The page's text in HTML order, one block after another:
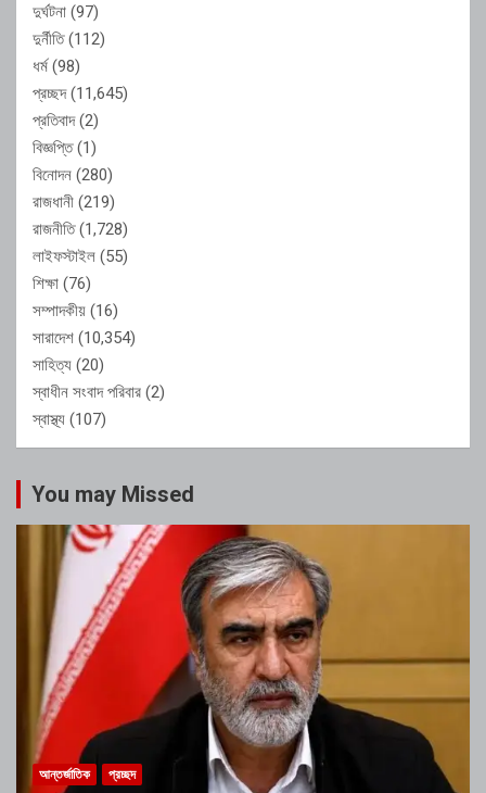
দুর্ঘটনা (97)
দুর্নীতি(112)
ধর্ম(98)
প্রচ্ছদ(11,645)
প্রতিবাদ(2)
বিজ্ঞপ্তি(1)
বিনোদন (280)
রাজধানী (219)
রাজনীতি(1,728)
লাইফস্টাইল (55)
শিক্ষা (76)
সম্পাদকীয় (16)
সারাদেশ (10,354)
সাহিত্য (20)
স্বাধীন সংবাদ পরিবার (2)
স্বাস্থ্য (107)
You may Missed
আন্তর্জাতিক প্রচ্ছদ